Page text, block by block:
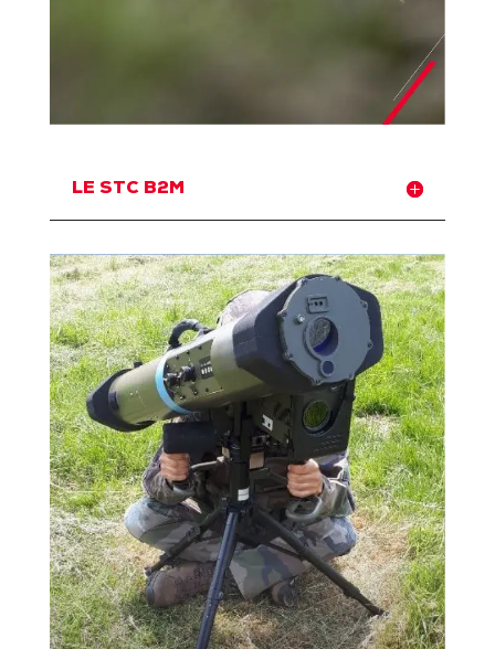
LE STC B2M